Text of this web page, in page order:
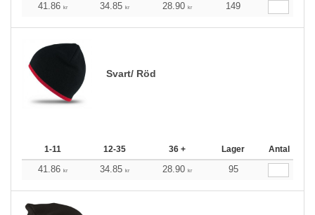
41.86 kr 34.85 kr 28.90 kr 149
Svart/ Röd
1-11 12-35 36 + Lager Antal
41.86 kr 34.85 kr 28.90 kr 95